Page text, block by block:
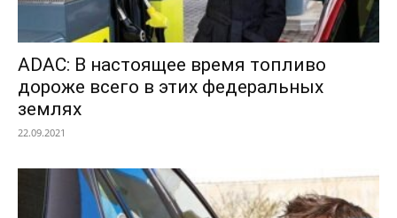
ADAC: В настоящее время топливо
дороже всего в этих федеральных
землях
22.09.2021